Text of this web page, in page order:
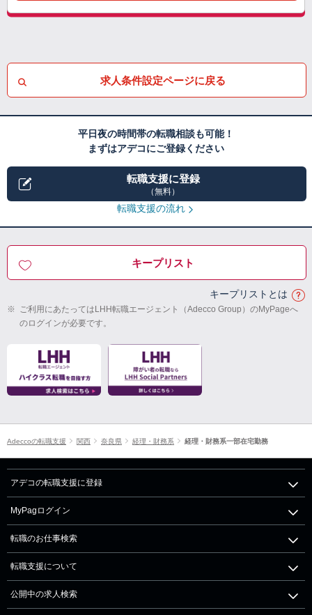
求人条件設定ページに戻る
平日夜の時間帯の転職相談も可能！
まずはアデコにご登録ください
転職支援に登録
（無料）
転職支援の流れ
キープリスト
キープリストとは
※ ご利用にあたってはLHH転職エージェント（Adecco Group）のMyPageへ
のログインが必要です。
Adeccoの転職支援 関西 奈良県 経理・財務系 経理・財務系一部在宅勤務
アデコの転職支援に登録
MyPagログイン
転職のお仕事検索
転職支援について
公開中の求人検索